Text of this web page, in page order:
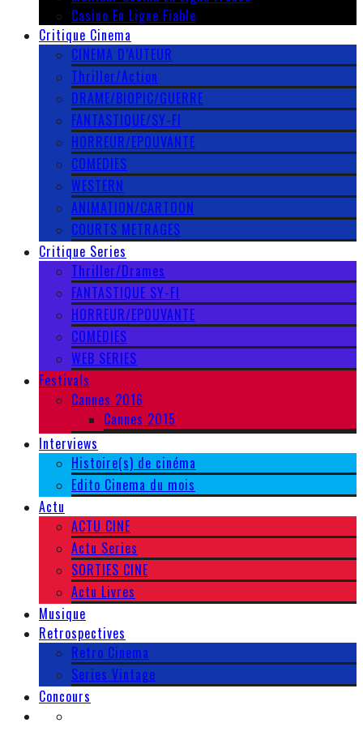
Casino En Ligne Fiable
Critique Cinema
CINEMA D’AUTEUR
Thriller/Action
DRAME/BIOPIC/GUERRE
FANTASTIQUE/SY-FI
HORREUR/EPOUVANTE
COMEDIES
WESTERN
ANIMATION/CARTOON
COURTS METRAGES
Critique Series
Thriller/Drames
FANTASTIQUE SY-FI
HORREUR/EPOUVANTE
COMEDIES
WEB SERIES
Festivals
Cannes 2016
Cannes 2015
Interviews
Histoire(s) de cinéma
Edito Cinema du mois
Actu
ACTU CINE
Actu Series
SORTIES CINE
Actu Livres
Musique
Retrospectives
Retro Cinema
Series Vintage
Concours